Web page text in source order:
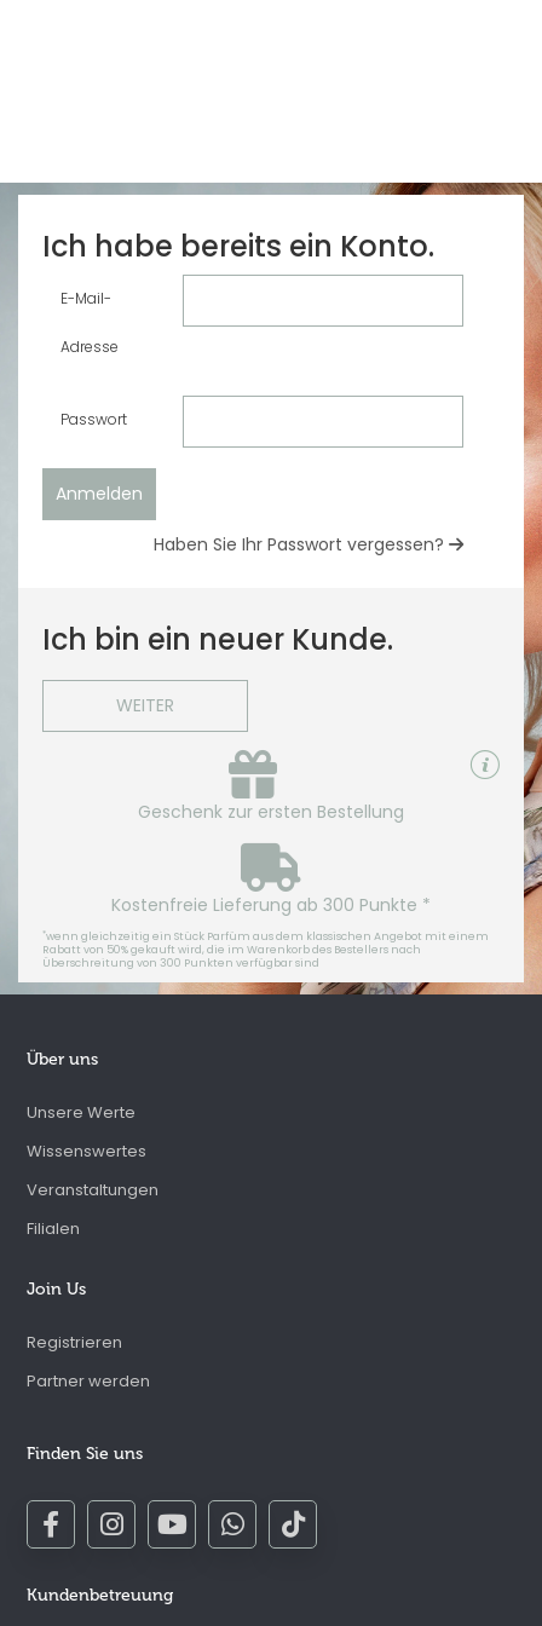
Ich habe bereits ein Konto.
E-Mail-
Adresse
Passwort
Haben Sie Ihr Passwort vergessen?
Ich bin ein neuer Kunde.
WEITER
Geschenk zur ersten Bestellung
Kostenfreie Lieferung ab 300 Punkte *
*wenn gleichzeitig ein Stück Parfüm aus dem klassischen Angebot mit einem
Rabatt von 50% gekauft wird, die im Warenkorb des Bestellers nach
Überschreitung von 300 Punkten verfügbar sind
Über uns
Unsere Werte
Wissenswertes
Veranstaltungen
Filialen
Join Us
Registrieren
Partner werden
Finden Sie uns
Kundenbetreuung